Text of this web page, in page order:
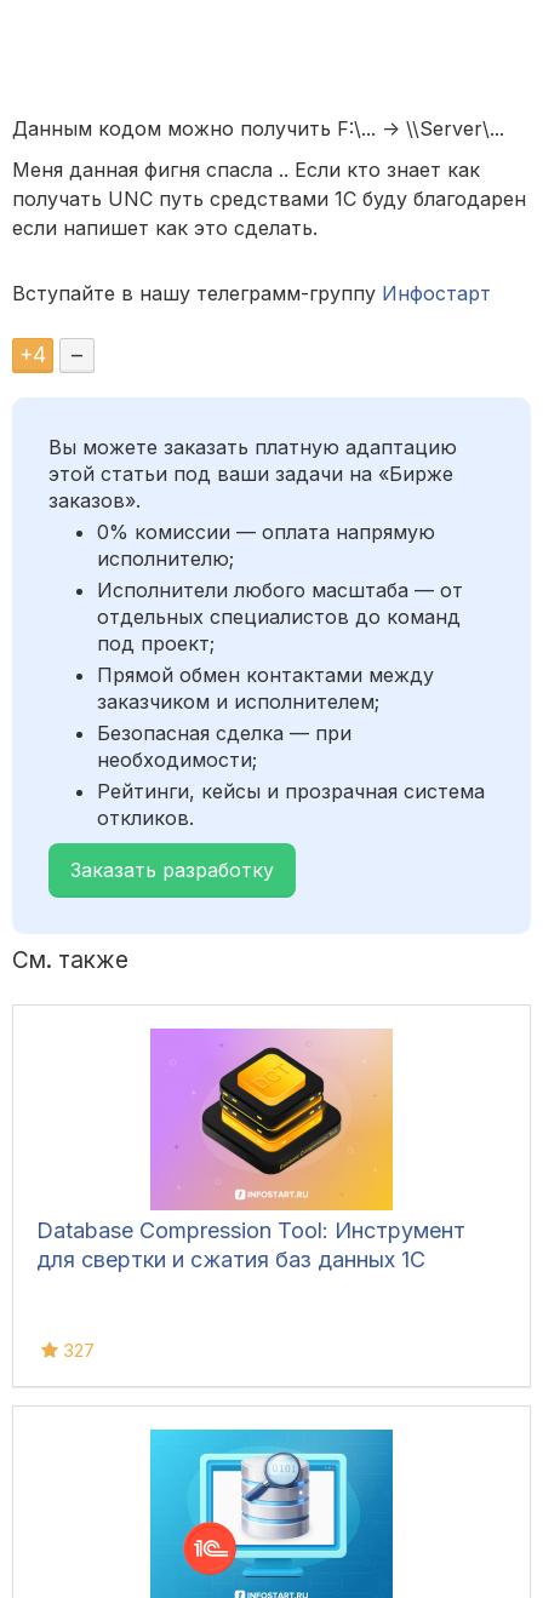
Данным кодом можно получить F:\... -> \\Server\...
Меня данная фигня спасла .. Если кто знает как
получать UNC путь средствами 1С буду благодарен
если напишет как это сделать.
Вступайте в нашу телеграмм-группу Инфостарт
+4 –
Вы можете заказать платную адаптацию
этой статьи под ваши задачи на «Бирже
заказов».
0% комиссии — оплата напрямую
исполнителю;
Исполнители любого масштаба — от
отдельных специалистов до команд
под проект;
Прямой обмен контактами между
заказчиком и исполнителем;
Безопасная сделка — при
необходимости;
Рейтинги, кейсы и прозрачная система
откликов.
Заказать разработку
См. также
Database Compression Tool: Инструмент
для свертки и сжатия баз данных 1С
327